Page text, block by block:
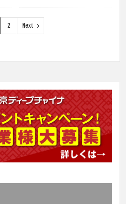
2 Next